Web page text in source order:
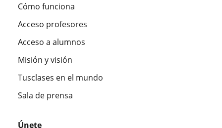
Cómo funciona
Acceso profesores
Acceso a alumnos
Misión y visión
Tusclases en el mundo
Sala de prensa
Únete